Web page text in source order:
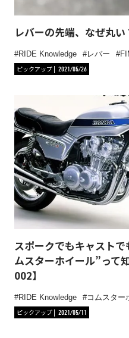
レバーの先端、なぜ丸い
RIDE Knowledge レバー
ピックアップ
2021/05/26
スポークでもキャスト
ムスターホイール”って
002】
RIDE Knowledge コムスター
ピックアップ
2021/05/11